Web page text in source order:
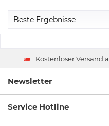
Kostenloser Versand
Newsletter
Service Hotline